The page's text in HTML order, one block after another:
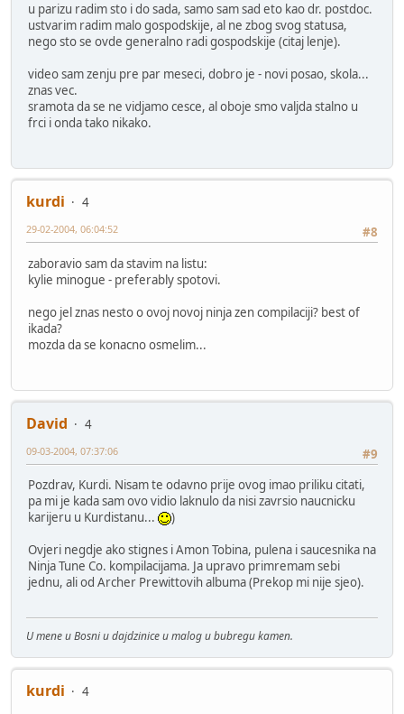
u parizu radim sto i do sada, samo sam sad eto kao dr. postdoc.
ustvarim radim malo gospodskije, al ne zbog svog statusa,
nego sto se ovde generalno radi gospodskije (citaj lenje).
video sam zenju pre par meseci, dobro je - novi posao, skola...
znas vec.
sramota da se ne vidjamo cesce, al oboje smo valjda stalno u
frci i onda tako nikako.
kurdi
4
#8
29-02-2004, 06:04:52
zaboravio sam da stavim na listu:
kylie minogue - preferably spotovi.
nego jel znas nesto o ovoj novoj ninja zen compilaciji? best of
ikada?
mozda da se konacno osmelim...
David
4
#9
09-03-2004, 07:37:06
Pozdrav, Kurdi. Nisam te odavno prije ovog imao priliku citati,
pa mi je kada sam ovo vidio laknulo da nisi zavrsio naucnicku
karijeru u Kurdistanu...
)
Ovjeri negdje ako stignes i Amon Tobina, pulena i saucesnika na
Ninja Tune Co. kompilacijama. Ja upravo primremam sebi
jednu, ali od Archer Prewittovih albuma (Prekop mi nije sjeo).
U mene u Bosni u dajdzinice u malog u bubregu kamen.
kurdi
4